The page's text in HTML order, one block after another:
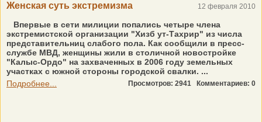
Женская суть экстремизма 12 февраля 2010
Впервые в сети милиции попались четыре члена
экстремистской организации "Хизб ут-Тахрир" из числа
представительниц слабого пола. Как сообщили в пресс-
службе МВД, женщины жили в столичной новостройке
"Калыс-Ордо" на захваченных в 2006 году земельных
участках с южной стороны городской свалки. ...
Подробнее...
Просмотров: 2941 Комментариев: 0